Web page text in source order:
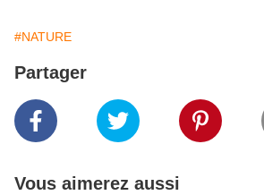
#NATURE
Partager
Vous aimerez aussi